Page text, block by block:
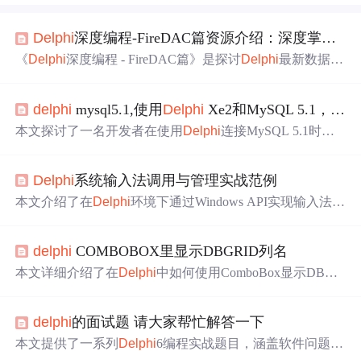
Delphi深度编程-FireDAC篇资源介绍：深度掌握
《Delphi深度编程 - FireDAC篇》是探讨Delphi最新数据库
助其掌握FireDAC，提升数据库开发技能。
delphi mysql5.1,使用 Delphi Xe2和MySQL 5.1，如何从
本文探讨了一名开发者在使用 Delphi连接MySQL 5.1时遇
确显示非英文字符。文章还提到了Delphi与MySQL的数据
类型映射，并给出了可能的解决方案，包括检查数据存储
Delphi系统输入法调用与管理实战范例
本文介绍了在Delphi环境下通过Windows API实现输入法调
控等内容。文章提供了详细的代码示例和实际应用场景，
帮助开发者提升软件的多语言支持能力与用户体验。
delphi COMBOBOX里显示DBGRID列名
本文详细介绍了在Delphi中如何使用ComboBox显示DBGri
名和中文显示的方法。
delphi的面试题 请大家帮忙解答一下
本文提供了一系列 Delphi6编程实战题目，涵盖软件问题解